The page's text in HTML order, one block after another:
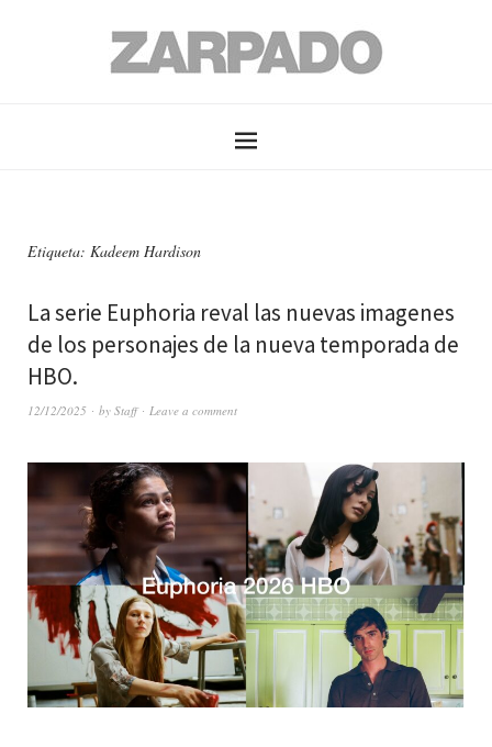
Etiqueta: Kadeem Hardison
La serie Euphoria reval las nuevas imagenes
de los personajes de la nueva temporada de
HBO.
12/12/2025 by Staff Leave a comment